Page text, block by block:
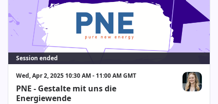
Session ended
Wed, Apr 2, 2025 10:30 AM - 11:00 AM GMT
PNE - Gestalte mit uns die
Energiewende
Aileen